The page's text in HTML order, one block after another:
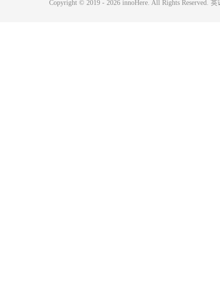
Copyright © 2019 - 2026 innoHere. All Rights Reserved.